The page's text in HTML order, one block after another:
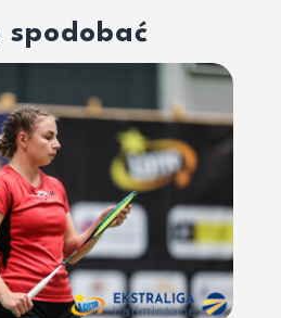
spodobać